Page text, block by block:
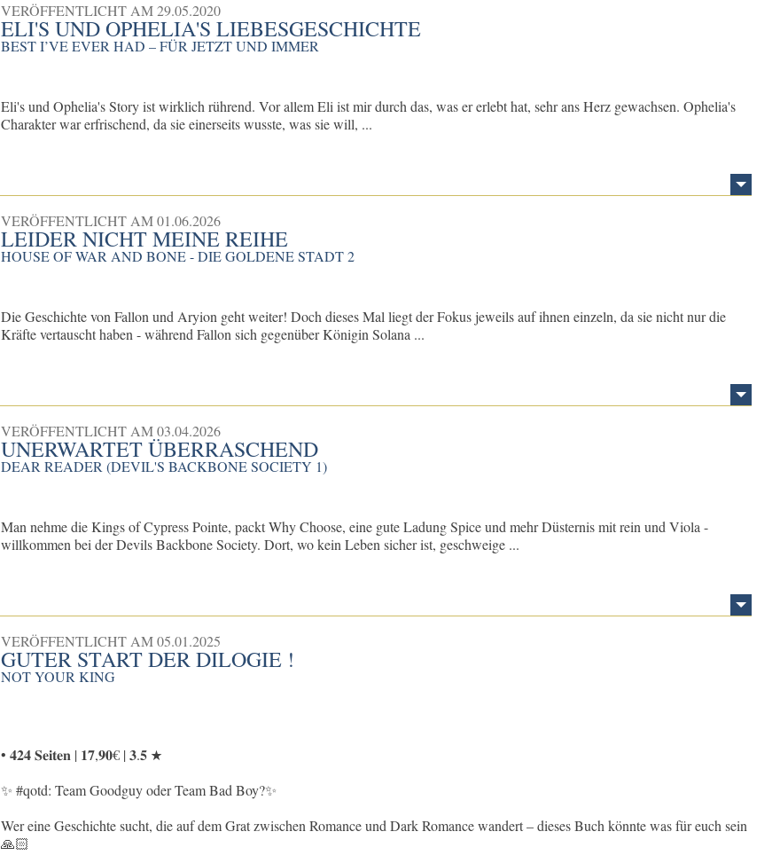
VERÖFFENTLICHT AM29.05.2020
ELI'S UND OPHELIA'S LIEBESGESCHICHTE
BEST I’VE EVER HAD – FÜR JETZT UND IMMER
Eli's und Ophelia's Story ist wirklich rührend. Vor allem Eli ist mir durch das, was er erlebt hat, sehr ans Herz gewachsen. Ophelia's
Charakter war erfrischend, da sie einerseits wusste, was sie will, ...
VERÖFFENTLICHT AM01.06.2026
LEIDER NICHT MEINE REIHE
HOUSE OF WAR AND BONE - DIE GOLDENE STADT 2
Die Geschichte von Fallon und Aryion geht weiter! Doch dieses Mal liegt der Fokus jeweils auf ihnen einzeln, da sie nicht nur die
Kräfte vertauscht haben - während Fallon sich gegenüber Königin Solana ...
VERÖFFENTLICHT AM03.04.2026
UNERWARTET ÜBERRASCHEND
DEAR READER (DEVIL'S BACKBONE SOCIETY 1)
Man nehme die Kings of Cypress Pointe, packt Why Choose, eine gute Ladung Spice und mehr Düsternis mit rein und Viola -
willkommen bei der Devils Backbone Society. Dort, wo kein Leben sicher ist, geschweige ...
VERÖFFENTLICHT AM05.01.2025
GUTER START DER DILOGIE !
NOT YOUR KING
• 𝟒𝟐𝟒 𝐒𝐞𝐢𝐭𝐞𝐧 | 𝟏𝟕,𝟗𝟎€ | 𝟑.𝟓 ★
✨ #qotd: Team Goodguy oder Team Bad Boy?✨
Wer eine Geschichte sucht, die auf dem Grat zwischen Romance und Dark Romance wandert – dieses Buch könnte was für euch sein
🙏🏻